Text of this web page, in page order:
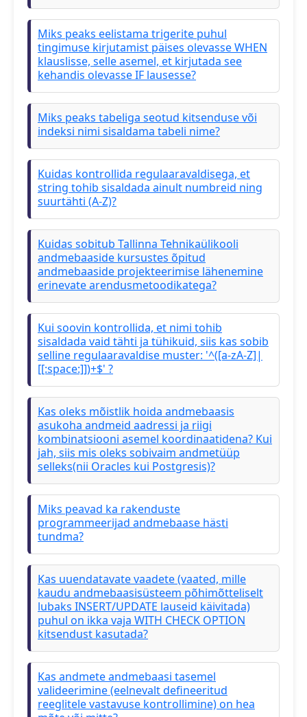
Miks peaks eelistama trigerite puhul
tingimuse kirjutamist päises olevasse WHEN
klauslisse, selle asemel, et kirjutada see
kehandis olevasse IF lausesse?
Miks peaks tabeliga seotud kitsenduse või
indeksi nimi sisaldama tabeli nime?
Kuidas kontrollida regulaaravaldisega, et
string tohib sisaldada ainult numbreid ning
suurtähti (A-Z)?
Kuidas sobitub Tallinna Tehnikaülikooli
andmebaaside kursustes õpitud
andmebaaside projekteerimise lähenemine
erinevate arendusmetoodikatega?
Kui soovin kontrollida, et nimi tohib
sisaldada vaid tähti ja tühikuid, siis kas sobib
selline regulaaravaldise muster: '^([a-zA-Z]|
[[:space:]])+$' ?
Kas oleks mõistlik hoida andmebaasis
asukoha andmeid aadressi ja riigi
kombinatsiooni asemel koordinaatidena? Kui
jah, siis mis oleks sobivaim andmetüüp
selleks(nii Oracles kui Postgresis)?
Miks peavad ka rakenduste
programmeerijad andmebaase hästi
tundma?
Kas uuendatavate vaadete (vaated, mille
kaudu andmebaasisüsteem põhimõtteliselt
lubaks INSERT/UPDATE lauseid käivitada)
puhul on ikka vaja WITH CHECK OPTION
kitsendust kasutada?
Kas andmete andmebaasi tasemel
valideerimine (eelnevalt defineeritud
reeglitele vastavuse kontrollimine) on hea